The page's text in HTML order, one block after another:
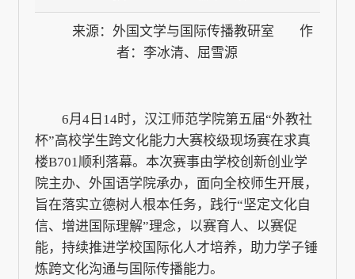
来源：外国文学与国际传播教研室 作
者：李冰清、屈雪源
6月4日14时，汉江师范学院第五届“外教社
杯”高校学生跨文化能力大赛校级现场赛在求真
楼B701顺利落幕。本次赛事由学校创新创业学
院主办、外国语学院承办，面向全校师生开展，
旨在落实立德树人根本任务，践行“坚定文化自
信、增进国际理解”理念，以赛育人、以赛促
能，持续推进学校国际化人才培养，助力学子锤
炼跨文化沟通与国际传播能力。